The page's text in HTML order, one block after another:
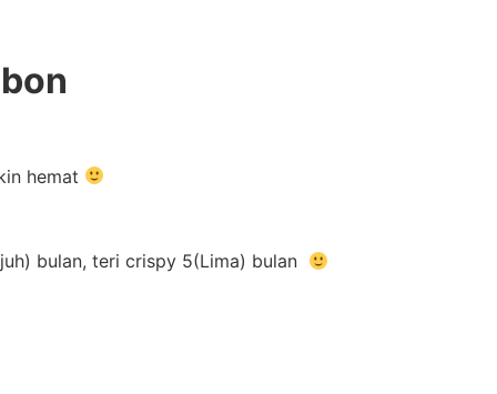
hemat
bulan, teri crispy 5(Lima) bulan